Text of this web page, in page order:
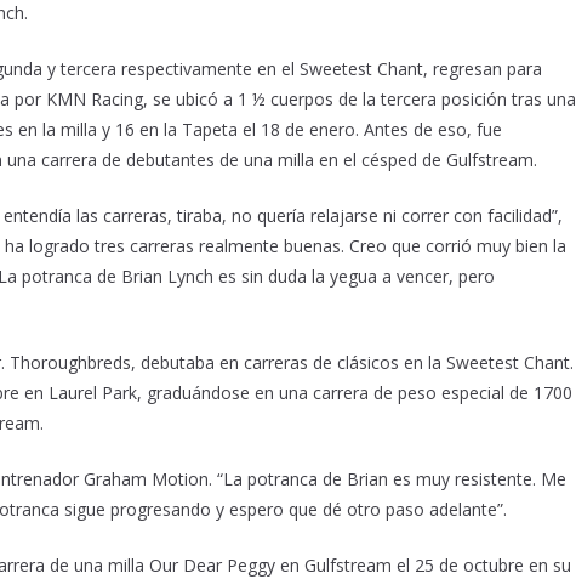
y tercera respectivamente en el Sweetest Chant, regresan para
por KMN Racing, se ubicó a 1 ½ cuerpos de la tercera posición tras una
en la milla y 16 en la Tapeta el 18 de enero. Antes de eso, fue
carrera de debutantes de una milla en el césped de Gulfstream.
las carreras, tiraba, no quería relajarse ni correr con facilidad”,
logrado tres carreras realmente buenas. Creo que corrió muy bien la
potranca de Brian Lynch es sin duda la yegua a vencer, pero
Thoroughbreds, debutaba en carreras de clásicos en la Sweetest Chant.
en Laurel Park, graduándose en una carrera de peso especial de 1700
Graham Motion. “La potranca de Brian es muy resistente. Me
sigue progresando y espero que dé otro paso adelante”.
de una milla Our Dear Peggy en Gulfstream el 25 de octubre en su